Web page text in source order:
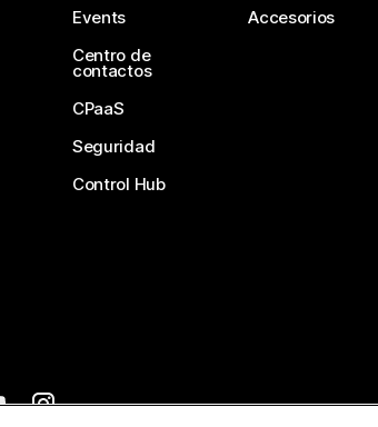
Events
Centro de
contactos
CPaaS
Seguridad
Control Hub
Accesorios